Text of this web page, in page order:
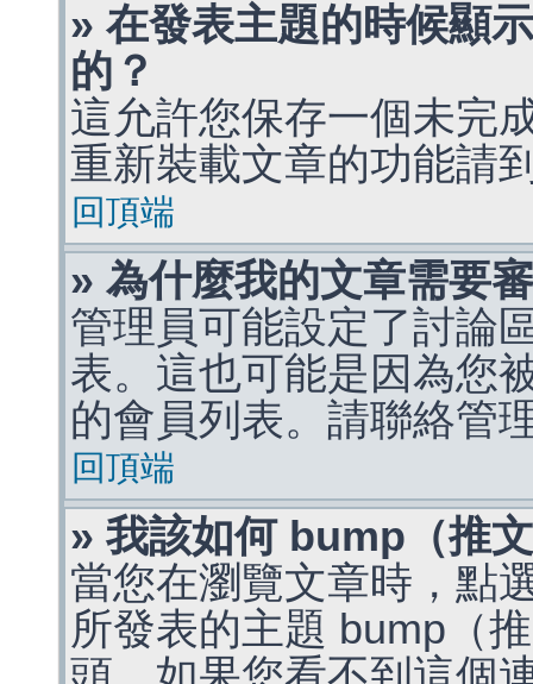
» 在發表主題的時候顯
的？
這允許您保存一個未完
重新裝載文章的功能請
回頂端
» 為什麼我的文章需要
管理員可能設定了討論
表。這也可能是因為您
的會員列表。請聯絡管
回頂端
» 我該如何 bump（推
當您在瀏覽文章時，點
所發表的主題 bump（